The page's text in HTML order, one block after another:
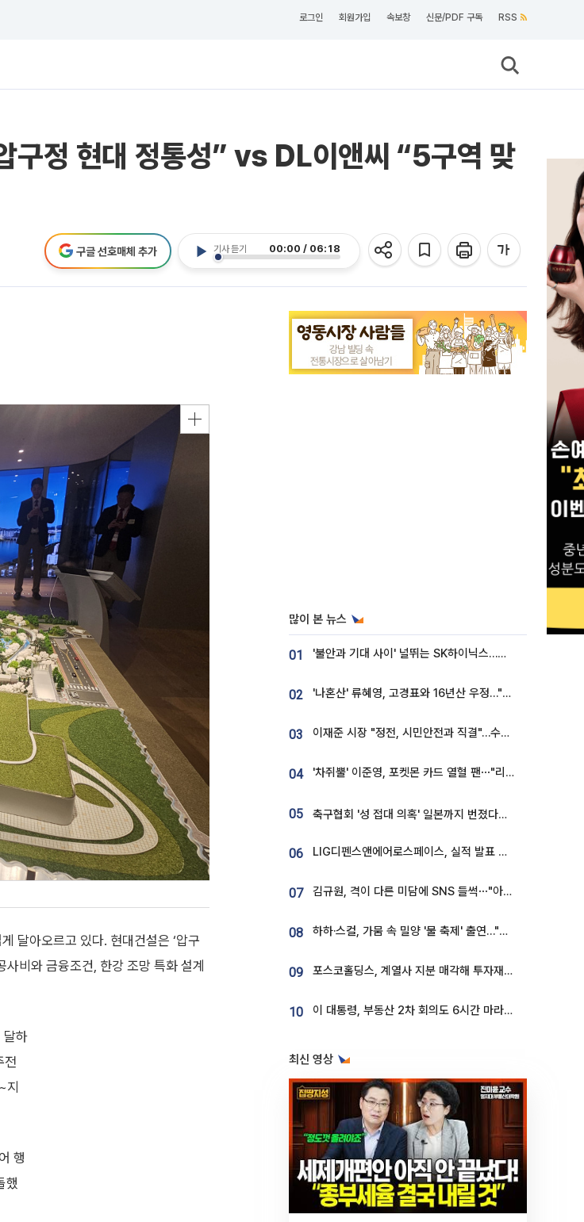
로그인 회원가입 속보창 신문/PDF 구독 RSS
정 현대 정통성” vs DL이앤씨 “5구역 맞
기사 듣기 00:00 / 06:18
구글 선호매체 추가
달아오르고 있다. 현대건설은 ‘압구
비와 금융조건, 한강 조망 특화 설계
달하
전
지
행
했
많이 본 뉴스
01 '불안과 기대 사이' 널뛰는 SK하이닉스…증권가 "HBM4·LTA 기반 펀터멘털 견고"
02 '나혼산' 류혜영, 고경표와 16년산 우정…"자취방서 부모님과 마주쳐"
03 이재준 시장 "정전, 시민안전과 직결"…수원시 비상대응체계 가동
04 '차쥐뿔' 이준영, 포켓몬 카드 열혈 팬⋯"리셀러 처단할 것"
05 축구협회 '성 접대 의혹' 일본까지 번졌다…日 심판 실명 공개
06 LIG디펜스앤에어로스페이스, 실적 발표 후 급락→반등⋯증권가 “28년까지 튼튼”
07 김규원, 격이 다른 미담에 SNS 들썩⋯"아이 속옷 빨고 졸업식도 참석"
08 하하·스컬, 가뭄 속 밀양 '물 축제' 출연…"출연료 전액 기부"
09 포스코홀딩스, 계열사 지분 매각해 투자재원 2.5조 확보
10 이 대통령, 부동산 2차 회의도 6시간 마라톤…"기존 사고 벗어나 과감히 실천"
최신 영상